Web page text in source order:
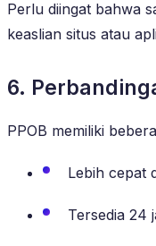
Perlu diingat bahwa
keaslian situs atau
6.
PPOB memiliki
Lebih cepat
Tersedia 24